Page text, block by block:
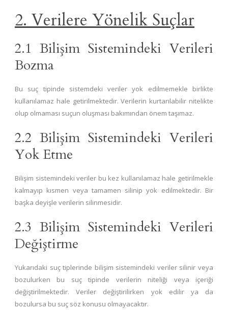
2. Verilere Yönelik Suçlar
2.1 Bilişim Sistemindeki Verileri
Bozma
Bu suç tipinde sistemdeki veriler yok edilmemekle birlikte
kullanılamaz hale getirilmektedir. Verilerin kurtarılabilir nitelikte
olup olmaması suçun oluşması bakımından önem taşımaz.
2.2 Bilişim Sistemindeki Verileri
Yok Etme
Bilişim sistemindeki veriler bu kez kullanılamaz hale getirilmekle
kalmayıp kısmen veya tamamen silinip yok edilmektedir. Bir
başka deyişle verilerin silinmesidir.
2.3 Bilişim Sistemindeki Verileri
Değiştirme
Yukarıdaki suç tiplerinde bilişim sistemindeki veriler silinir veya
bozulurken bu suç tipinde verilerin niteliği veya içeriği
değiştirilmektedir. Veriler değiştirilirken yok edilir ya da
bozulursa bu suç söz konusu olmayacaktır.